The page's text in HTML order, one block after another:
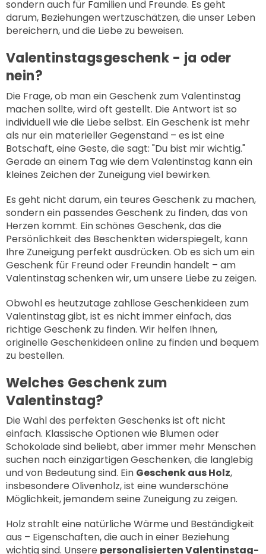
sondern auch für Familien und Freunde. Es geht
darum, Beziehungen wertzuschätzen, die unser Leben
bereichern, und die Liebe zu beweisen.
Valentinstagsgeschenk - ja oder
nein?
Die Frage, ob man ein Geschenk zum Valentinstag
machen sollte, wird oft gestellt. Die Antwort ist so
individuell wie die Liebe selbst. Ein Geschenk ist mehr
als nur ein materieller Gegenstand – es ist eine
Botschaft, eine Geste, die sagt: "Du bist mir wichtig."
Gerade an einem Tag wie dem Valentinstag kann ein
kleines Zeichen der Zuneigung viel bewirken.
Es geht nicht darum, ein teures Geschenk zu machen,
sondern ein passendes Geschenk zu finden, das von
Herzen kommt. Ein schönes Geschenk, das die
Persönlichkeit des Beschenkten widerspiegelt, kann
Ihre Zuneigung perfekt ausdrücken. Ob es sich um ein
Geschenk für Freund oder Freundin handelt – am
Valentinstag schenken wir, um unsere Liebe zu zeigen.
Obwohl es heutzutage zahllose Geschenkideen zum
Valentinstag gibt, ist es nicht immer einfach, das
richtige Geschenk zu finden. Wir helfen Ihnen,
originelle Geschenkideen online zu finden und bequem
zu bestellen.
Welches Geschenk zum
Valentinstag?
Die Wahl des perfekten Geschenks ist oft nicht
einfach. Klassische Optionen wie Blumen oder
Schokolade sind beliebt, aber immer mehr Menschen
suchen nach einzigartigen Geschenken, die langlebig
und von Bedeutung sind. Ein Geschenk aus Holz,
insbesondere Olivenholz, ist eine wunderschöne
Möglichkeit, jemandem seine Zuneigung zu zeigen.
Holz strahlt eine natürliche Wärme und Beständigkeit
aus – Eigenschaften, die auch in einer Beziehung
wichtig sind. Unsere personalisierten Valentinstag-